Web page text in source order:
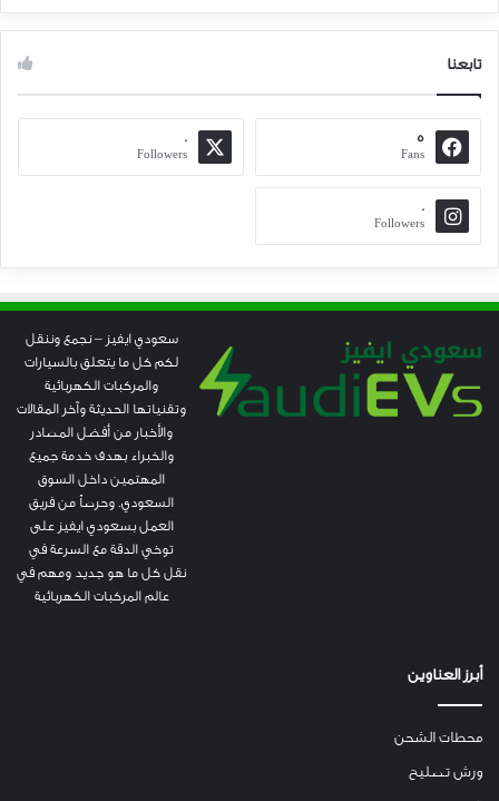
تابعنا
5
Fans
0
Followers
0
Followers
سعودي ايفيز – نجمع وننقل
لكم كل ما يتعلق بالسيارات
والمركبات الكهربائية
وتقنياتها الحديثة وآخر المقالات
والأخبار من أفضل المصادر
والخبراء بهدف خدمة جميع
المهتمين داخل السوق
السعودي. وحرصاً من فريق
العمل بسعودي ايفيز على
توخي الدقة مع السرعة في
نقل كل ما هو جديد ومهم في
عالم المركبات الكهربائية
أبرز العناوين
محطات الشحن
ورش تصليح